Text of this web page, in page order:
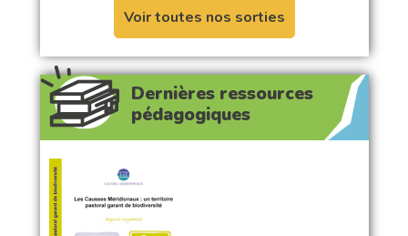
Voir toutes nos sorties
Dernières ressources
pédagogiques